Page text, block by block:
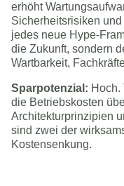
erhöht
Sicherheitsrisiken
jedes neue Hype-
die Zukunft, sondern
Wartbarkeit,
Sparpotenzial: Hoch.
die Betriebskosten
Architekturprinzipien
sind zwei der
Kostensenkung.